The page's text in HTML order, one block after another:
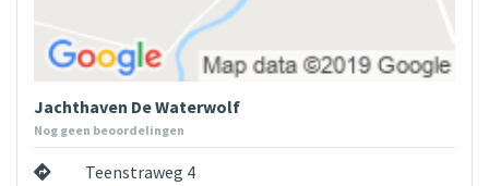
Jachthaven De Waterwolf
Nog geen beoordelingen
Teenstraweg 4